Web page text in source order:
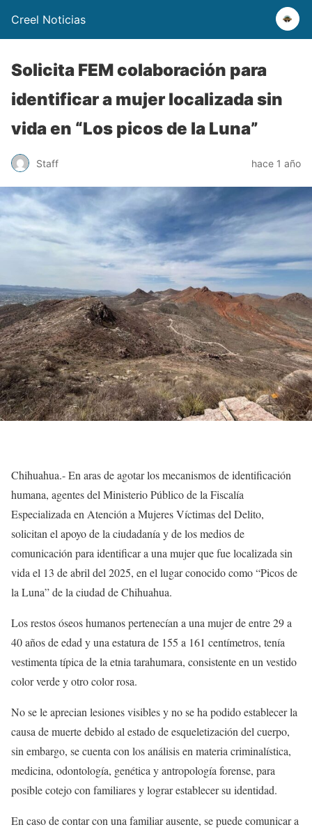
Creel Noticias
Solicita FEM colaboración para
identificar a mujer localizada sin
vida en “Los picos de la Luna”
Staff hace 1 año
Chihuahua.- En aras de agotar los mecanismos de identificación
humana, agentes del Ministerio Público de la Fiscalía
Especializada en Atención a Mujeres Víctimas del Delito,
solicitan el apoyo de la ciudadanía y de los medios de
comunicación para identificar a una mujer que fue localizada sin
vida el 13 de abril del 2025, en el lugar conocido como “Picos de
la Luna” de la ciudad de Chihuahua.
Los restos óseos humanos pertenecían a una mujer de entre 29 a
40 años de edad y una estatura de 155 a 161 centímetros, tenía
vestimenta típica de la etnia tarahumara, consistente en un vestido
color verde y otro color rosa.
No se le aprecian lesiones visibles y no se ha podido establecer la
causa de muerte debido al estado de esqueletización del cuerpo,
sin embargo, se cuenta con los análisis en materia criminalística,
medicina, odontología, genética y antropología forense, para
posible cotejo con familiares y lograr establecer su identidad.
En caso de contar con una familiar ausente, se puede comunicar a